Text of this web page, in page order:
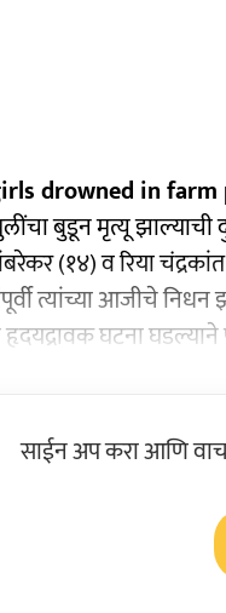
drowned in farm
बुडून मृत्यू झाल्याची
(१४) व रिया
त्यांच्या आजीचे
हृदयद्रावक घटना
साईन अप करा आणि